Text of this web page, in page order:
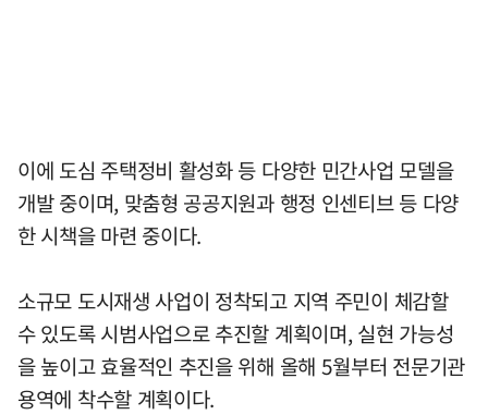
이에 도심 주택정비 활성화 등 다양한 민간사업 모델을
개발 중이며, 맞춤형 공공지원과 행정 인센티브 등 다양
한 시책을 마련 중이다.
소규모 도시재생 사업이 정착되고 지역 주민이 체감할
수 있도록 시범사업으로 추진할 계획이며, 실현 가능성
을 높이고 효율적인 추진을 위해 올해 5월부터 전문기관
용역에 착수할 계획이다.